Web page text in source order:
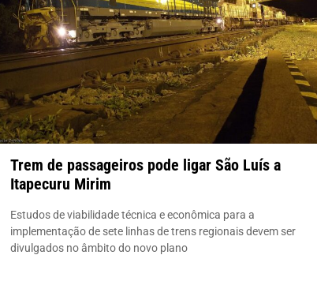
Trem de passageiros pode ligar São Luís a
Itapecuru Mirim
Estudos de viabilidade técnica e econômica para a
implementação de sete linhas de trens regionais devem ser
divulgados no âmbito do novo plano